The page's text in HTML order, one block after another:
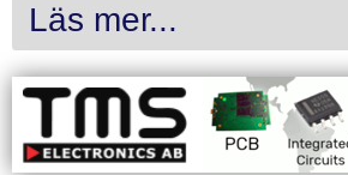
Läs mer...